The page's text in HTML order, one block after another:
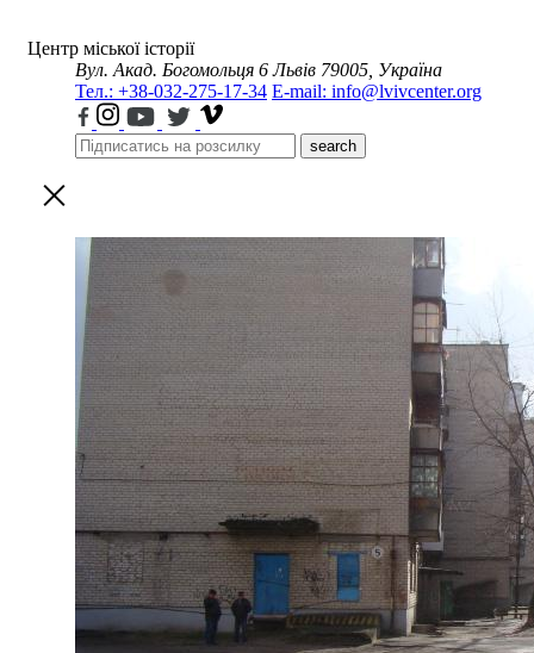
Центр міської історії
Вул. Акад. Богомольця 6 Львів 79005, Україна
Тел.: +38-032-275-17-34 E-mail: info@lvivcenter.org
search